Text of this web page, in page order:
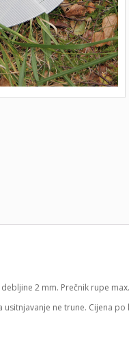
2 mm. Prečnik rupe
ne trune. Cijena po